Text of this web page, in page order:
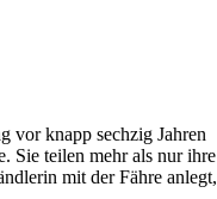
vor knapp sechzig Jahren
Sie teilen mehr als nur ihre
mit der Fähre anlegt,